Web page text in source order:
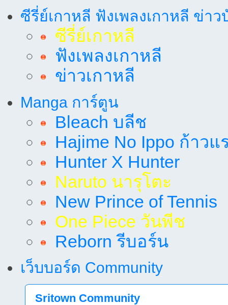
ซีรี่ย์เกาหลี ฟังเพลงเกาหลี ข่าว
ซีรี่ย์เกาหลี
ฟังเพลงเกาหลี
ข่าวเกาหลี
Manga การ์ตูน
Bleach บลีช
Hajime No Ippo ก้าวแ
Hunter X Hunter
Naruto นารุโตะ
New Prince of Tennis
One Piece วันพีช
Reborn รีบอร์น
เว็บบอร์ด Community
Sritown Community